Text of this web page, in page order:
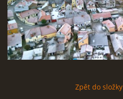
JAK FOTOGRAFOVAT BLESKY
NÁVŠTĚVNÍ KNIHA
Zpět do složky